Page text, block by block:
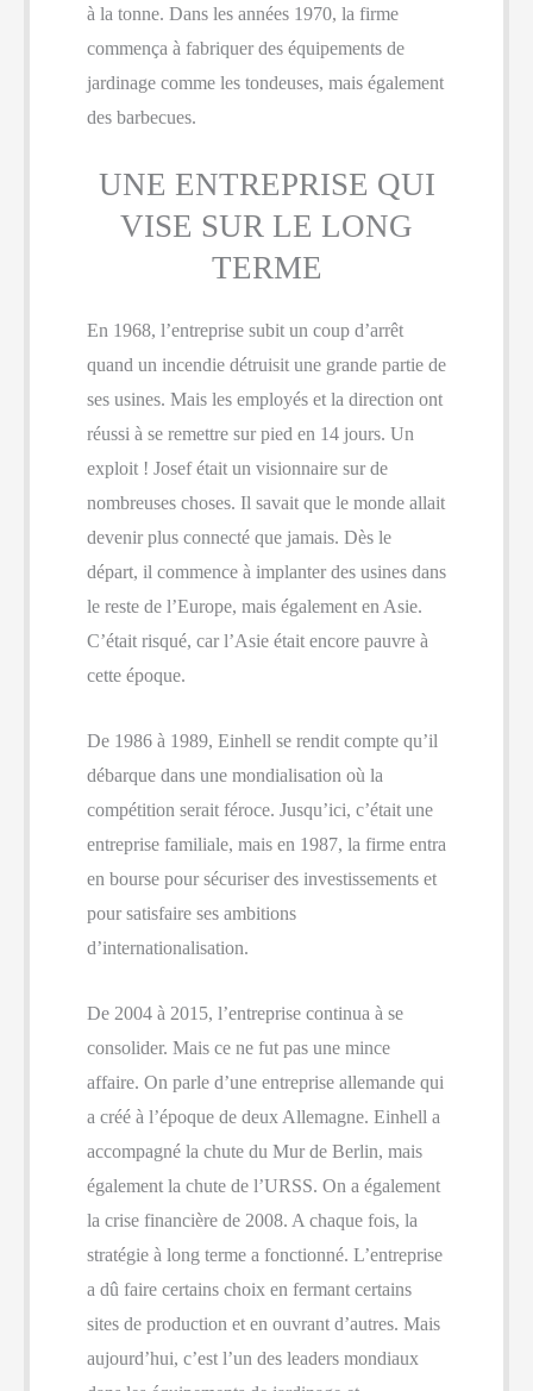
à la tonne. Dans les années 1970, la firme
commença à fabriquer des équipements de
jardinage comme les tondeuses, mais également
des barbecues.
UNE ENTREPRISE QUI
VISE SUR LE LONG
TERME
En 1968, l’entreprise subit un coup d’arrêt
quand un incendie détruisit une grande partie de
ses usines. Mais les employés et la direction ont
réussi à se remettre sur pied en 14 jours. Un
exploit ! Josef était un visionnaire sur de
nombreuses choses. Il savait que le monde allait
devenir plus connecté que jamais. Dès le
départ, il commence à implanter des usines dans
le reste de l’Europe, mais également en Asie.
C’était risqué, car l’Asie était encore pauvre à
cette époque.
De 1986 à 1989, Einhell se rendit compte qu’il
débarque dans une mondialisation où la
compétition serait féroce. Jusqu’ici, c’était une
entreprise familiale, mais en 1987, la firme entra
en bourse pour sécuriser des investissements et
pour satisfaire ses ambitions
d’internationalisation.
De 2004 à 2015, l’entreprise continua à se
consolider. Mais ce ne fut pas une mince
affaire. On parle d’une entreprise allemande qui
a créé à l’époque de deux Allemagne. Einhell a
accompagné la chute du Mur de Berlin, mais
également la chute de l’URSS. On a également
la crise financière de 2008. A chaque fois, la
stratégie à long terme a fonctionné. L’entreprise
a dû faire certains choix en fermant certains
sites de production et en ouvrant d’autres. Mais
aujourd’hui, c’est l’un des leaders mondiaux